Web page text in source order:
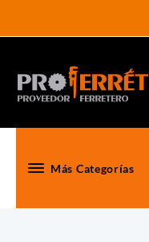
content
Más Categorías